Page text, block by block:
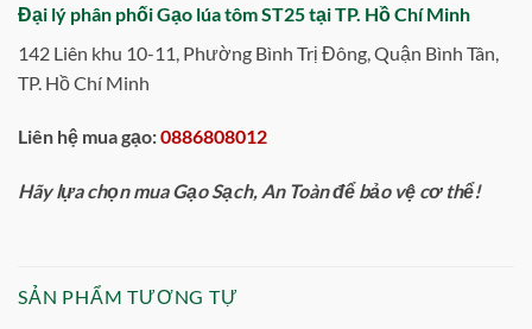
Đại lý phân phốiGạo lúa tôm ST25tại TP. Hồ Chí Minh
142 Liên khu 10-11, Phường Bình Trị Đông, Quận Bình Tân,
TP. Hồ Chí Minh
Liên hệ mua gạo:0886808012
Hãy lựa chọn mua Gạo Sạch, An Toàn để bảo vệ cơ thể!
SẢN PHẨM TƯƠNG TỰ